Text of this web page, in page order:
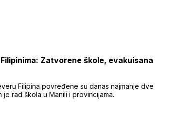
Zatvorene škole, evakuisana
Filipina povređene su danas najmanje dve
rad škola u Manili i provincijama.